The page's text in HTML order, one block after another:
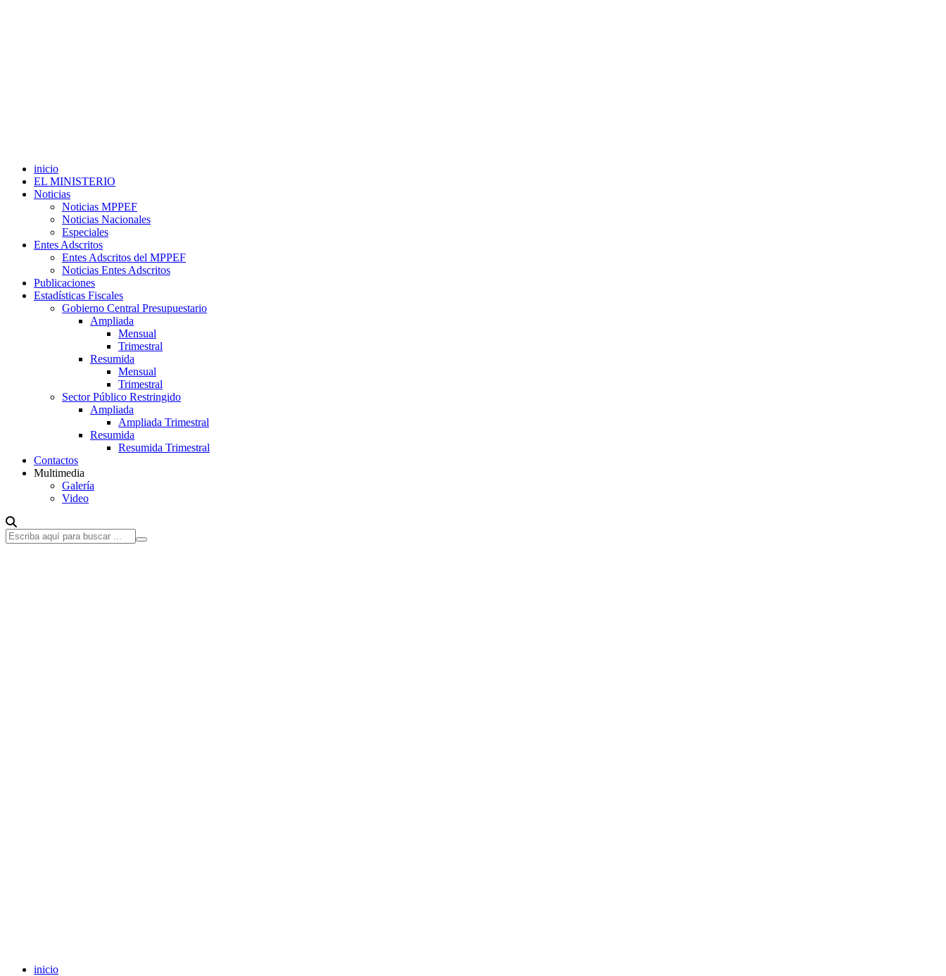
inicio
EL MINISTERIO
Noticias
Noticias MPPEF
Noticias Nacionales
Especiales
Entes Adscritos
Entes Adscritos del MPPEF
Noticias Entes Adscritos
Publicaciones
Estadísticas Fiscales
Gobierno Central Presupuestario
Ampliada
Mensual
Trimestral
Resumida
Mensual
Trimestral
Sector Público Restringido
Ampliada
Ampliada Trimestral
Resumida
Resumida Trimestral
Contactos
Multimedia
Galería
Video
inicio